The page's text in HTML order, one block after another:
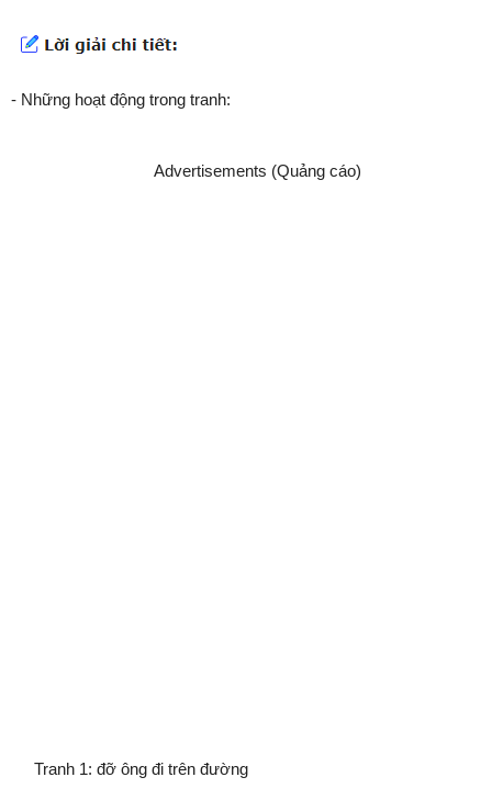
- Những hoạt động trong tranh:
Advertisements (Quảng cáo)
Tranh 1: đỡ ông đi trên đường